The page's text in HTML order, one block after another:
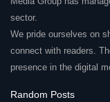
sector.
We pride ourselves on
connect with readers.
presence in the digital
Random Posts